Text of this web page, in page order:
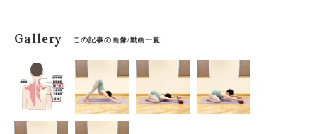
Gallery この記事の画像/動画一覧